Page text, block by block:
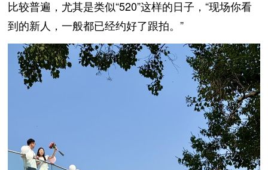
比较普遍，尤其是类似“520”这样的日子，“现场你看
到的新人，一般都已经约好了跟拍。”